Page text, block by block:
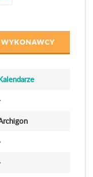
WYKONAWCY